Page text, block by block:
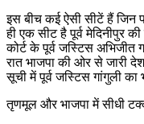
इस बीच कई ऐसी सीटें हैं जिन
ही एक सीट है पूर्व मेदिनीपुर
कोर्ट के पूर्व जस्टिस अभिजीत
रात भाजपा की ओर से जारी
सूची में पूर्व जस्टिस गांगुली का
तृणमूल और भाजपा में सीधी